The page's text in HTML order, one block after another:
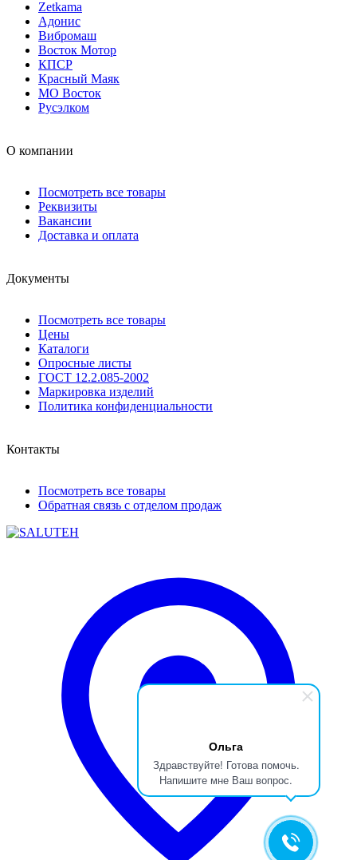
Ольга
Здравствуйте! Готова помочь.
Напишите мне Ваш вопрос.
Zetkama
Адонис
Вибромаш
Восток Мотор
КПСР
Красный Маяк
МО Восток
Русэлком
О компании
Посмотреть все товары
Реквизиты
Вакансии
Доставка и оплата
Документы
Посмотреть все товары
Цены
Каталоги
Опросные листы
ГОСТ 12.2.085-2002
Маркировка изделий
Политика конфиденциальности
Контакты
Посмотреть все товары
Обратная связь с отделом продаж